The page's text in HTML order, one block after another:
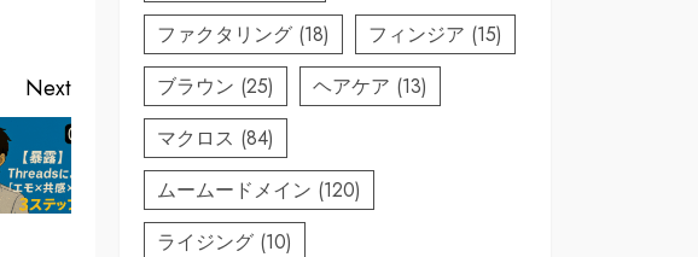
Next
ファクタリング (18) フィンジア (15)
ブラウン (25) ヘアケア (13)
マクロス (84)
ムームードメイン (120)
ライジング (10)